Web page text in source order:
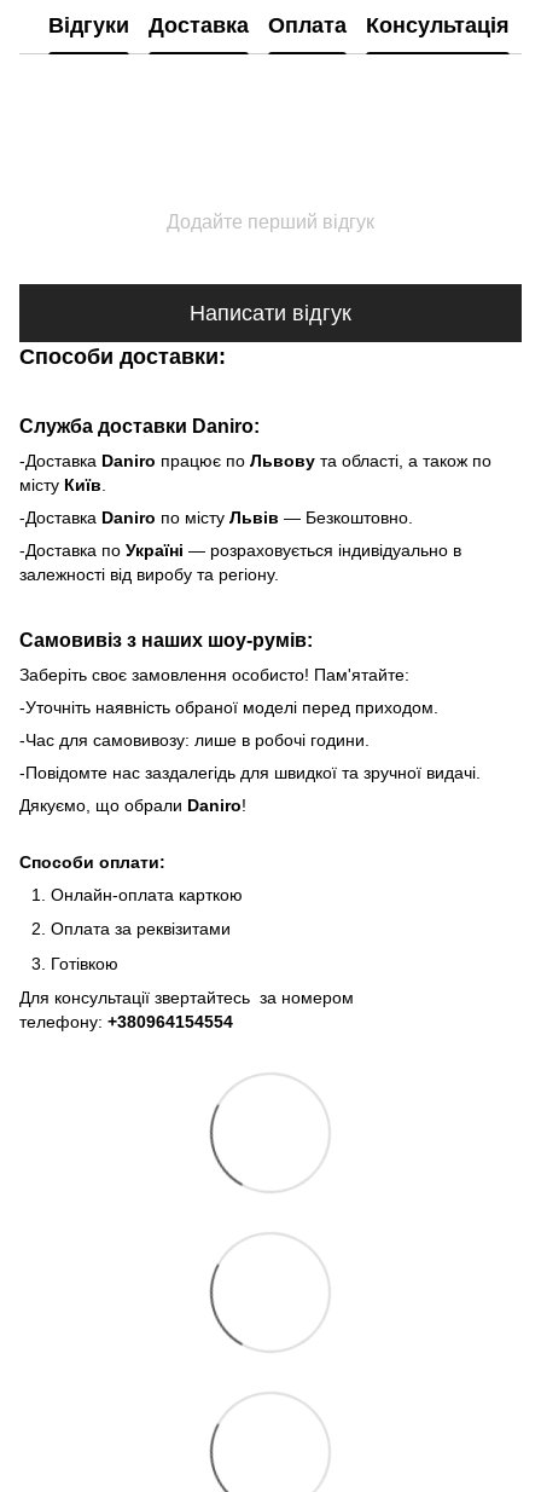
Відгуки Доставка Оплата Консультація
Додайте перший відгук
Написати відгук
Способи доставки:
Служба доставки Daniro:
-Доставка Daniro працює по Львову та області, а також по
місту Київ
-Доставка Daniro по місту Львів — Безкоштовно.
-Доставка по Україні — розраховується індивідуально в
залежності від виробу та регіону.
Самовивіз з наших шоу-румів:
Заберіть своє замовлення особисто! Пам'ятайте:
-Уточніть наявність обраної моделі перед приходом.
-Час для самовивозу: лише в робочі години.
-Повідомте нас заздалегідь для швидкої та зручної видачі.
Дякуємо, що обрали Daniro!
Способи оплати:
Онлайн-оплата карткою
Оплата за реквізитами
Готівкою
Для консультації звертайтесь за номером
телефону: +380964154554